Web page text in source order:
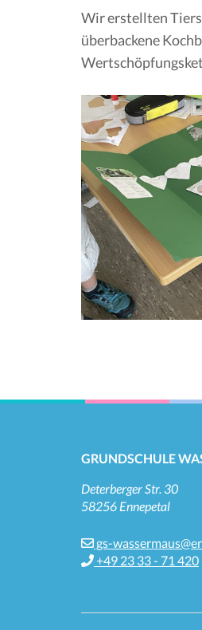
Wir erstellten
überbackene
GRUNDSCHULE
Deterberger Str. 30
58256 Ennepetal
gs-
+49 23 33 - 71 420